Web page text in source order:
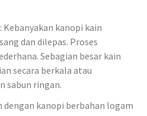
: Kebanyakan kanopi kain
dan dilepas. Proses
Sebagian besar kain
secara berkala atau
sabun ringan.
dengan kanopi berbahan logam